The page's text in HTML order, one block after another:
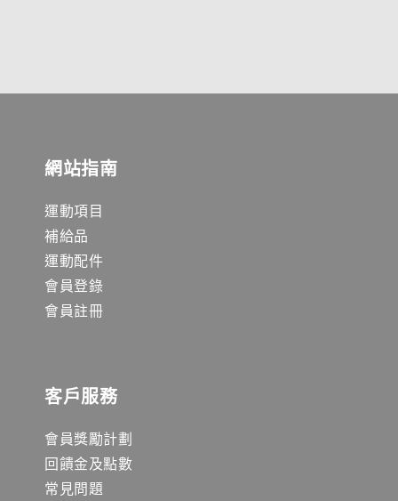
網站指南
運動項目
補給品
運動配件
會員登錄
會員註冊
客戶服務
會員獎勵計劃
回饋金及點數
常見問題